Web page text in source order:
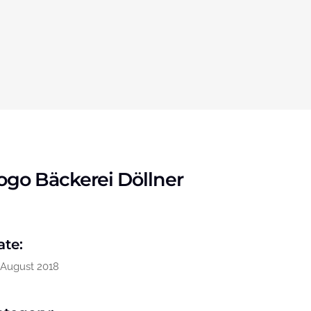
Bäckerei Döllner
August 2018